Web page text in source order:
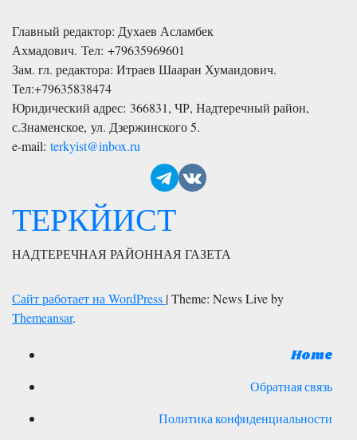
Главный редактор: Духаев Асламбек
Ахмадович. Тел: +79635969601
Зам. гл. редактора: Итраев Шааран Хумаидович.
Тел:+79635838474
Юридический адрес: 366831, ЧР, Надтеречный район,
с.Знаменское, ул. Дзержинского 5.
e-mail: terkyist@inbox.ru
ТЕРКЙИСТ
НАДТЕРЕЧНАЯ РАЙОННАЯ ГАЗЕТА
Сайт работает на WordPress |Theme: News Live by
Themeansar.
Home
Обратная связь
Политика конфиденциальности